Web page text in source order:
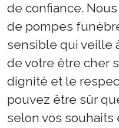
de confiance.
de pompes
sensible qui veille
de votre être cher
dignité et le
pouvez être sûr
selon vos souhaits